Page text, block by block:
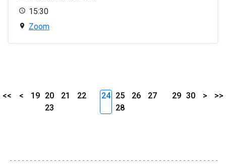
15:30
Zoom
<< < 19 20 21
22
23
24 25 26
27
28
29 30 > >>